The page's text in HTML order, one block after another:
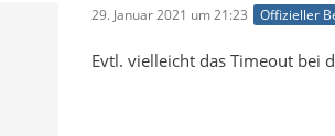
29. Januar 2021 um 21:23 Offizieller
Evtl. vielleicht das Timeout bei